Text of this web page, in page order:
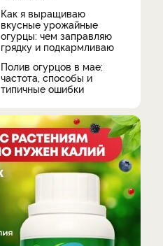
Как я выращиваю
вкусные урожайные
огурцы: чем заправляю
грядку и подкармливаю
Полив огурцов в мае:
частота, способы и
типичные ошибки